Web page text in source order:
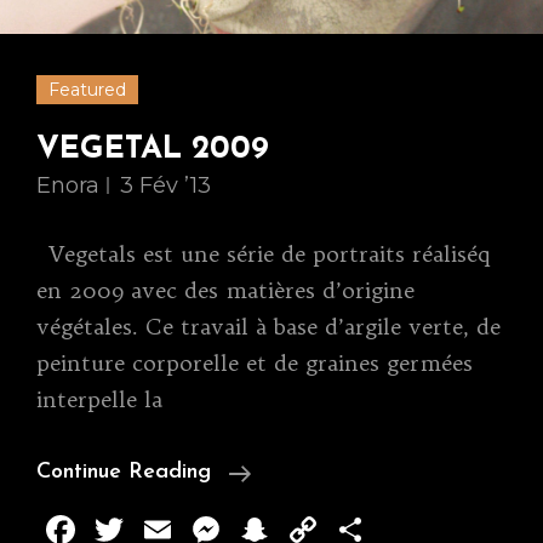
Featured
VEGETAL 2009
Enora 3 Fév ’13
Vegetals est une série de portraits réaliséq
en 2009 avec des matières d’origine
végétales. Ce travail à base d’argile verte, de
peinture corporelle et de graines germées
interpelle la
Continue Reading
VEGETAL
F
T
E
M S
C